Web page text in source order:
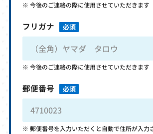
今後のご連絡の際に使用させていただきます
フリガナ 必須
今後のご連絡の際に使用させていただきます
郵便番号 必須
郵便番号を入力いただくと自動で住所が入力